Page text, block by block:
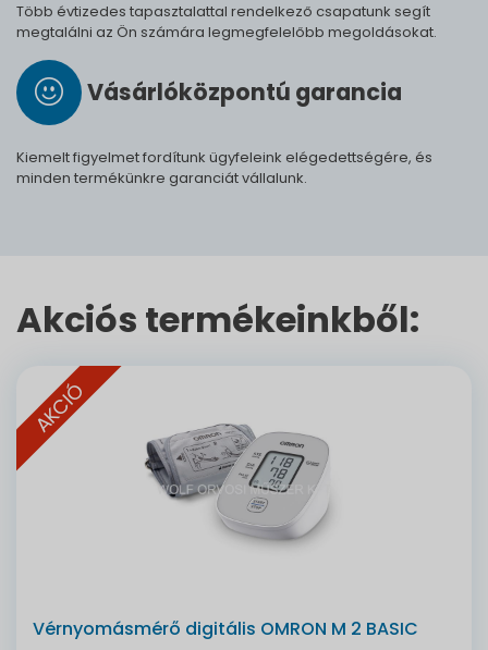
Több évtizedes tapasztalattal rendelkező csapatunk segít
megtalálni az Ön számára legmegfelelőbb megoldásokat.
Vásárló­köz­pontú ga­ran­cia
Kiemelt figyelmet fordítunk ügyfeleink elégedettségére, és
minden termékünkre garanciát vállalunk.
Akciós termékeinkből:
AKCIÓ
Vérnyomásmérő digitális OMRON M 2 BASIC